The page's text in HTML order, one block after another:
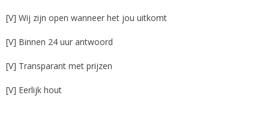
[V] Wij zijn open wanneer het jou uitkomt
[V] Binnen 24 uur antwoord
[V] Transparant met prijzen
[V] Eerlijk hout